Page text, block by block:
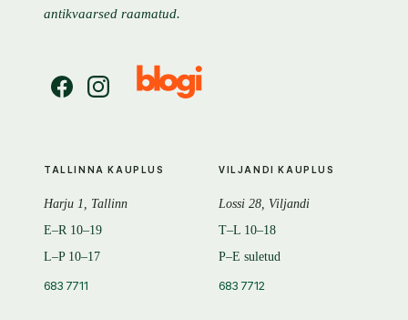
antikvaarsed raamatud.
TALLINNA KAUPLUS
Harju 1, Tallinn
E–R 10–19
L–P 10–17
683 7711
VILJANDI KAUPLUS
Lossi 28, Viljandi
T–L 10–18
P–E suletud
683 7712